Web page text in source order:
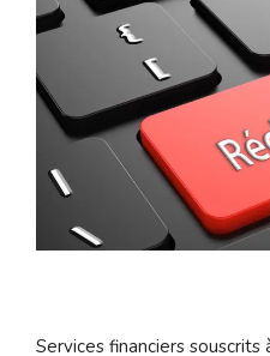
Services financiers souscrits